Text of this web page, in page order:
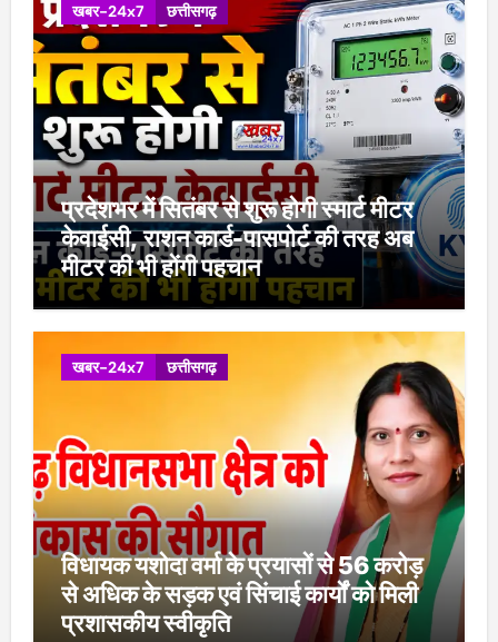
खबर-24x7 छत्तीसगढ़
प्रदेशभर में सितंबर से शुरू होगी स्मार्ट मीटर
केवाईसी, राशन कार्ड-पासपोर्ट की तरह अब
मीटर की भी होंगी पहचान
खबर-24x7 छत्तीसगढ़
विधायक यशोदा वर्मा के प्रयासों से 56 करोड़
से अधिक के सड़क एवं सिंचाई कार्यों को मिली
प्रशासकीय स्वीकृति